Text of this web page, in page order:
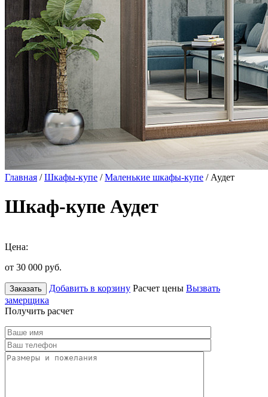
Главная /Шкафы-купе /Маленькие шкафы-купе / Аудет
Шкаф-купе Аудет
Цена:
от 30 000 руб.
Заказать Добавить в корзину Расчет цены Вызвать
замерщика
Получить расчет